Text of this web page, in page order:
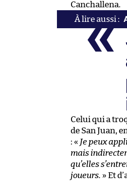
Canchallena.
Celui qui a
de San Juan,
: « Je peux
mais
qu’elles
joueurs. » Et